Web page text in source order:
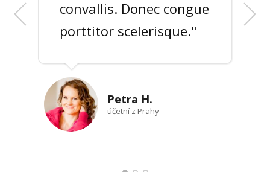
convallis. Donec congue
porttitor scelerisque."
Petra H.
účetní z Prahy
consectetur adipiscing
elit. "
Hanka P.
učitelka z Pardubic
Ludmila K., studentka